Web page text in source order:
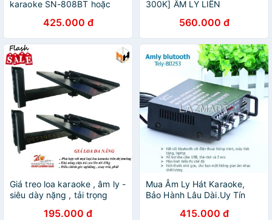
karaoke SN-808BT hoặc
425.000 đ
300K] ÂM LY LIỀN
560.000 đ
Giá treo loa karaoke , âm ly -
siêu dày nặng , tải trọng
195.000 đ
Mua Âm Ly Hát Karaoke,
Bảo Hành Lâu Dài.Uy Tín
415.000 đ